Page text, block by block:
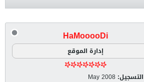
HaMooooDi
إدارة الموقع
التسجيل: May 2008